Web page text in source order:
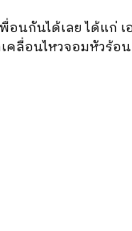
อนกันได้เลย ได้แก่
ลื่อนไหวจอมหัวร้